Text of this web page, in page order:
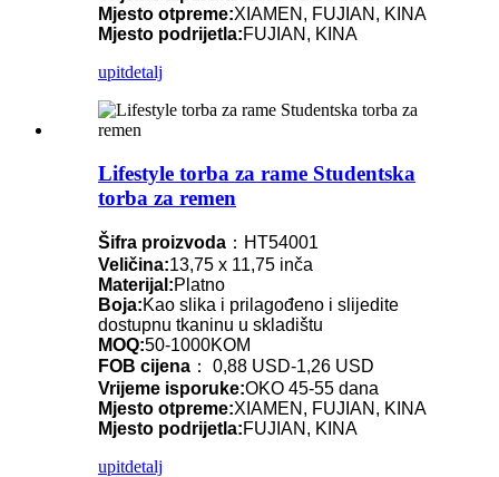
Mjesto otpreme:XIAMEN, FUJIAN, KINA
Mjesto podrijetla:FUJIAN, KINA
upitdetalj
Lifestyle torba za rame Studentska
torba za remen
Šifra proizvoda ：HT54001
Veličina:13,75 x 11,75 inča
Materijal:Platno
Boja:Kao slika i prilagođeno i slijedite
dostupnu tkaninu u skladištu
MOQ:50-1000KOM
FOB cijena ： 0,88 USD-1,26 USD
Vrijeme isporuke:OKO 45-55 dana
Mjesto otpreme:XIAMEN, FUJIAN, KINA
Mjesto podrijetla:FUJIAN, KINA
upitdetalj